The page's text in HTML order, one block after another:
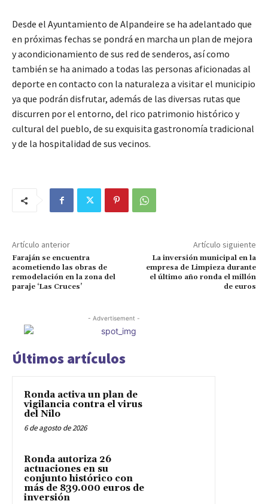
Desde el Ayuntamiento de Alpandeire se ha adelantado que
en próximas fechas se pondrá en marcha un plan de mejora
y acondicionamiento de sus red de senderos, así como
también se ha animado a todas las personas aficionadas al
deporte en contacto con la naturaleza a visitar el municipio
ya que podrán disfrutar, además de las diversas rutas que
discurren por el entorno, del rico patrimonio histórico y
cultural del pueblo, de su exquisita gastronomía tradicional
y de la hospitalidad de sus vecinos.
Artículo anterior
Faraján se encuentra
acometiendo las obras de
remodelación en la zona del
paraje ‘Las Cruces’
Artículo siguiente
La inversión municipal en la
empresa de Limpieza durante
el último año ronda el millón
de euros
- Advertisement -
Últimos artículos
Ronda activa un plan de
vigilancia contra el virus
del Nilo
6 de agosto de 2026
Ronda autoriza 26
actuaciones en su
conjunto histórico con
más de 839.000 euros de
inversión